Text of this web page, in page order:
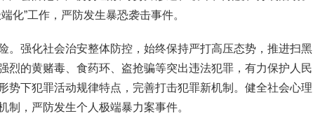
化”工作，严防发生暴恐袭击事件。
。强化社会治安整体防控，始终保持严打高压态势，推进扫黑
烈的黄赌毒、食药环、盗抢骗等突出违法犯罪，有力保护人民
势下犯罪活动规律特点，完善打击犯罪新机制。健全社会心理
制，严防发生个人极端暴力案事件。